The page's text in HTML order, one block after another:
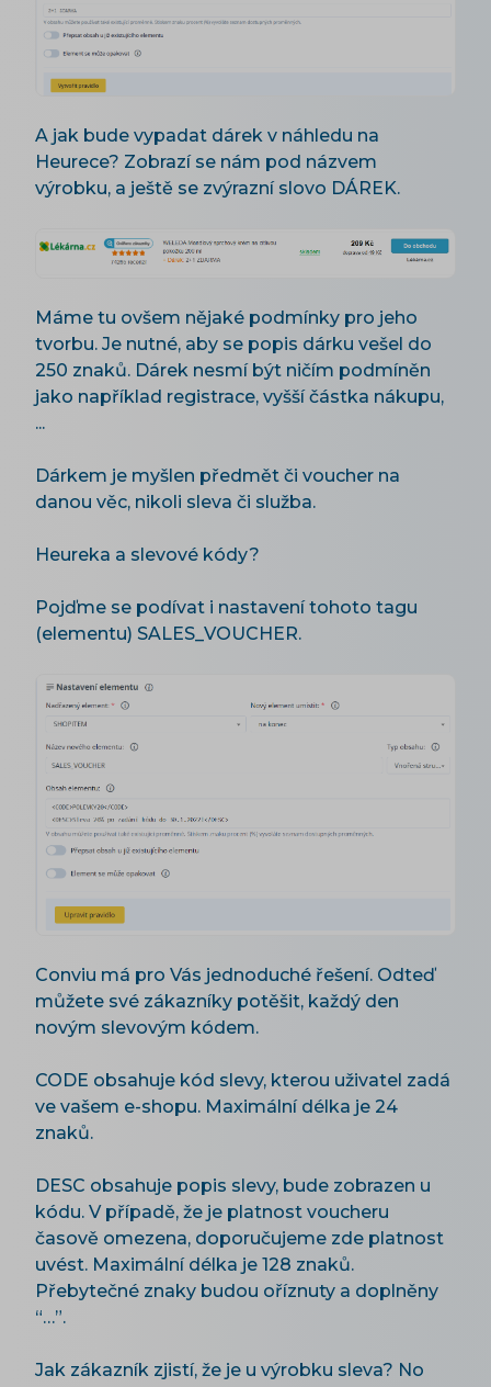
A jak bude vypadat dárek v náhledu na
Heurece? Zobrazí se nám pod názvem
výrobku, a ještě se zvýrazní slovo DÁREK.
Máme tu ovšem nějaké podmínky pro jeho
tvorbu. Je nutné, aby se popis dárku vešel do
250 znaků. Dárek nesmí být ničím podmíněn
jako například registrace, vyšší částka nákupu,
...
Dárkem je myšlen předmět či voucher na
danou věc, nikoli sleva či služba.
Heureka a slevové kódy?
Pojďme se podívat i nastavení tohoto tagu
(elementu) SALES_VOUCHER.
Conviu má pro Vás jednoduché řešení. Odteď
můžete své zákazníky potěšit, každý den
novým slevovým kódem.
CODE obsahuje kód slevy, kterou uživatel zadá
ve vašem e-shopu. Maximální délka je 24
znaků.
DESC obsahuje popis slevy, bude zobrazen u
kódu. V případě, že je platnost voucheru
časově omezena, doporučujeme zde platnost
uvést. Maximální délka je 128 znaků.
Přebytečné znaky budou oříznuty a doplněny
“…”.
Jak zákazník zjistí, že je u výrobku sleva? No